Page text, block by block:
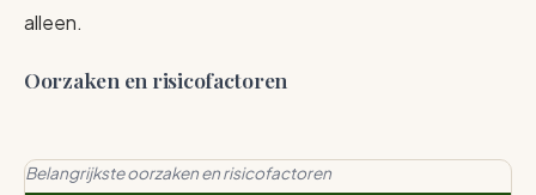
alleen.
Oorzaken en risicofactoren
Belangrijkste oorzaken en risicofactoren